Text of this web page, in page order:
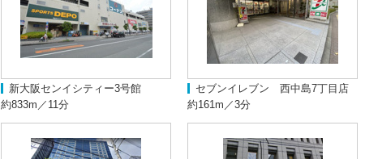
新大阪センイシティー3号館
約833m／11分
セブンイレブン 西中島7丁目店
約161m／3分